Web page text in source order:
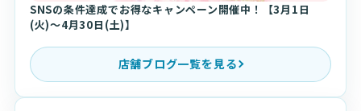
SNSの条件達成でお得なキャンペーン開催中！【3月1日
(火)〜4月30日(土)】
店舗ブログ一覧を見る